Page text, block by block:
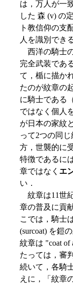
は，万人が一
した 森 (v) の
ト教信仰の支
人を識別でき
西洋の騎士
完全武装であ
て，楯に描か
たのが紋章の
に騎士である
ではなく個人
が日本の家紋
って2つの同
方，世襲的に
特徴であるに
章ではなく エ
い．
紋章は11世
章の普及に貢
こでは，騎士
(surcoat) を鎧
紋章は "coat
たっては，審
続いて，各騎
えに，「紋章